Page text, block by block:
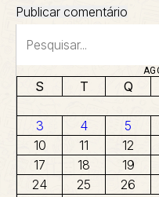
S T Q
3
4 5
10
11 12
17
18 19
24
25 26